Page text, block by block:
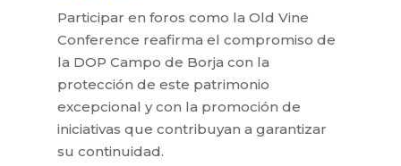
Participar en foros como la Old Vine
Conference reafirma el compromiso de
la DOP Campo de Borja con la
protección de este patrimonio
excepcional y con la promoción de
iniciativas que contribuyan a garantizar
su continuidad.